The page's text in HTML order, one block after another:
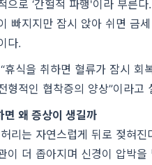
으로 ‘간헐적 파행'이라 부른
빠지지만 잠시 앉아 쉬면 금
다.
휴식을 취하면 혈류가 잠시 회
형적인 협착증의 양상”이라고
면 왜 증상이 생길까
리는 자연스럽게 뒤로 젖혀진
이 더 좁아지며 신경이 압박을